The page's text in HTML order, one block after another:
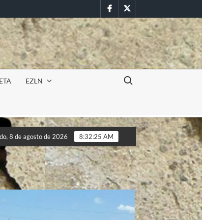
FacebookTwitter
EZLN
Buscar:
Incursión militar en la UAEM (Morelos) durante paro
Incursión militar en la UAEM (Morelos) durante paro
8 de agosto de 2026 8:32:27 AM